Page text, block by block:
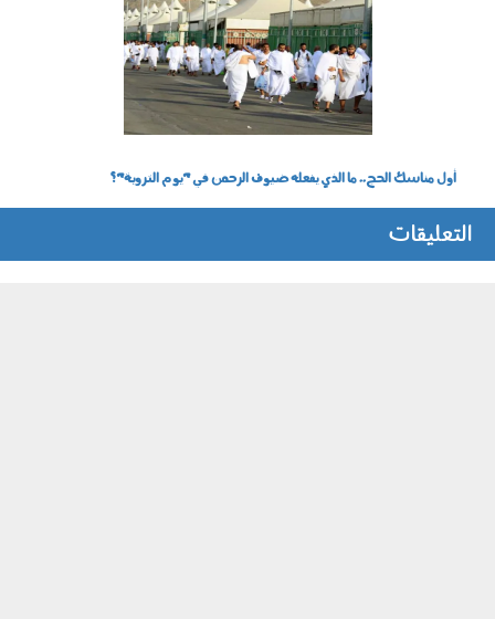
أول مناسك الحج.. ما الذي يفعله ضيوف الرحمن في "يوم التروية"؟
التعليقات